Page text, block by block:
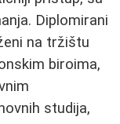
Diplomirani
na tržištu
biroima,
studija,